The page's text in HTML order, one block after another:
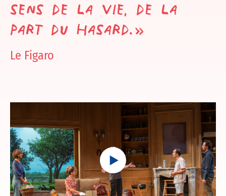
sens de la vie, de la
part du hasard.»
Le Figaro
Play